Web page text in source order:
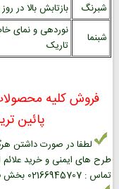
شبرنگ
بازتابش بالا در
شبنما
نوردهی و نمای
تاریک
فروش کلیه
پائین
لطفا در صورت داشتن
طرح های ایمنی و خرید
تماس : 02166945707 بخش فروش علائم ایمنی